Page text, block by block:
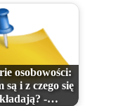
osobowości:
są i z czego się
-…